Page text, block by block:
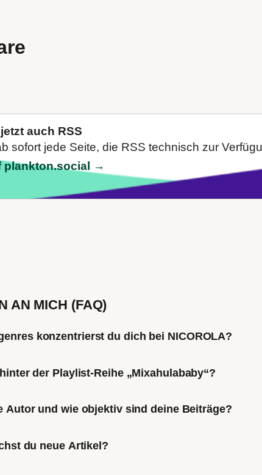
auch RSS
sofort jede Seite, die RSS technisch zur
plankton.social →
AN MICH (FAQ)
konzentrierst du dich bei NICOROLA?
der Playlist-Reihe „Mixahulababy“?
Autor und wie objektiv sind deine Beiträge?
du neue Artikel?